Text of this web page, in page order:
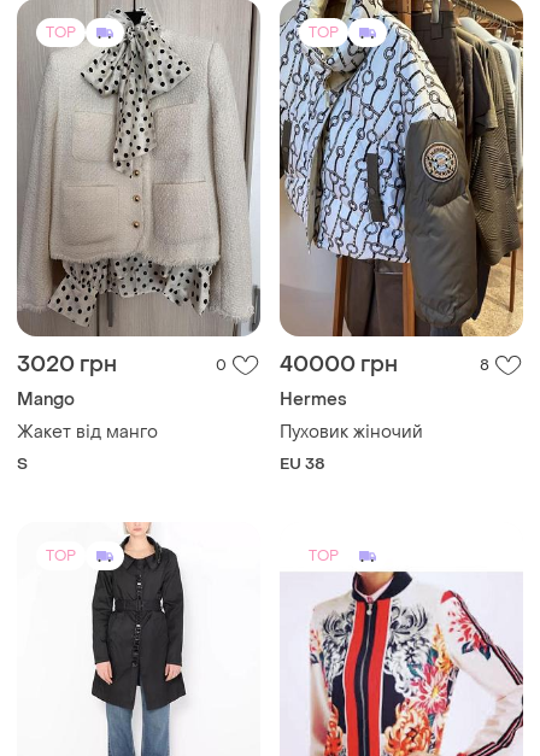
TOP
3020 грн 0
Mango
Жакет від манго
S
TOP
40000 грн 8
Hermes
Пуховик жіночий
EU 38
TOP TOP